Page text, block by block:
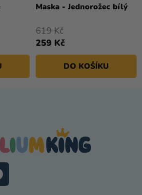
Maska - Jednorožec bílý
259 Kč
619 Kč
DO KOŠÍKU